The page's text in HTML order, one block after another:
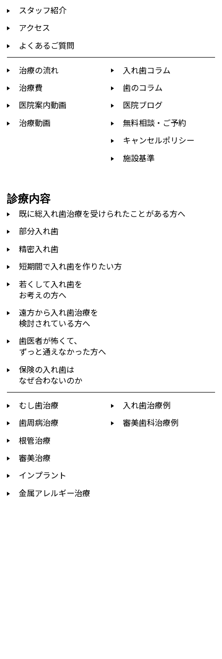
スタッフ紹介
アクセス
よくあるご質問
治療の流れ
治療費
医院案内動画
治療動画
入れ歯コラム
歯のコラム
医院ブログ
無料相談・ご予約
キャンセルポリシー
施設基準
診療内容
既に総入れ歯治療を受けられたことがある方へ
部分入れ歯
精密入れ歯
短期間で入れ歯を作りたい方
若くして入れ歯を
お考えの方へ
遠方から入れ歯治療を
検討されている方へ
歯医者が怖くて、
ずっと通えなかった方へ
保険の入れ歯は
なぜ合わないのか
むし歯治療
歯周病治療
根管治療
審美治療
インプラント
金属アレルギー治療
入れ歯治療例
審美歯科治療例